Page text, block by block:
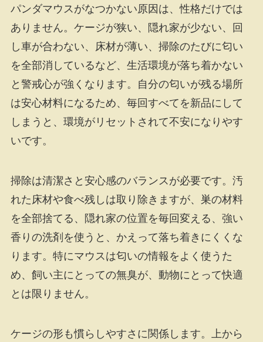
パンダマウスがなつかない原因は、性格だけでは
ありません。ケージが狭い、隠れ家が少ない、回
し車が合わない、床材が薄い、掃除のたびに匂い
を全部消しているなど、生活環境が落ち着かない
と警戒心が強くなります。自分の匂いが残る場所
は安心材料になるため、毎回すべてを新品にして
しまうと、環境がリセットされて不安になりやす
いです。
掃除は清潔さと安心感のバランスが必要です。汚
れた床材や食べ残しは取り除きますが、巣の材料
を全部捨てる、隠れ家の位置を毎回変える、強い
香りの洗剤を使うと、かえって落ち着きにくくな
ります。特にマウスは匂いの情報をよく使うた
め、飼い主にとっての無臭が、動物にとって快適
とは限りません。
ケージの形も慣らしやすさに関係します。上から